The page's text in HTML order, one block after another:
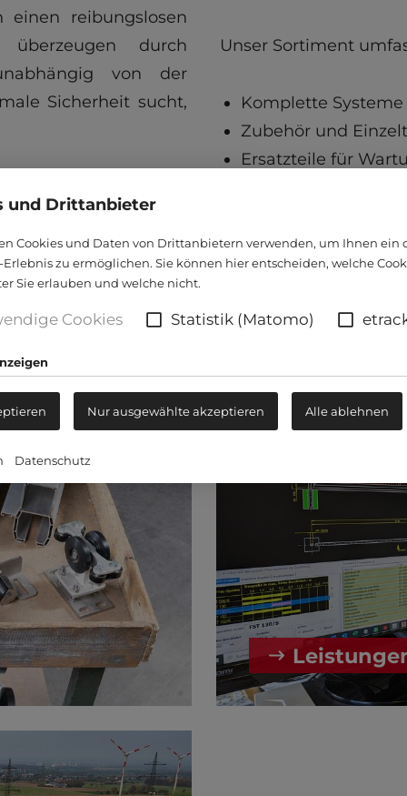
und Drittanbieter
Cookies und Daten von Drittanbietern verwenden, um Ihnen ein
zu ermöglichen. Sie können hier entscheiden, welche
Sie erlauben und welche nicht.
Cookies Statistik (Matomo)
Nur ausgewählte akzeptieren Alle ablehnen
Datenschutz
einen reibungslosen
durch
von der
Sicherheit sucht,
Unser Sortiment
Komplette
Zubehör und
Ersatzteile für
gemacht.
Profitieren auch Sie